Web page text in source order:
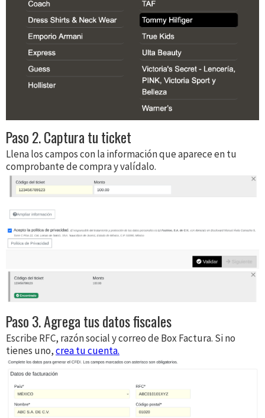
Paso 2. Captura tu ticket
Llena los campos con la información que aparece en tu
comprobante de compra y valídalo.
Paso 3. Agrega tus datos fiscales
Escribe RFC, razón social y correo de Box Factura. Si no
tienes uno,crea tu cuenta.